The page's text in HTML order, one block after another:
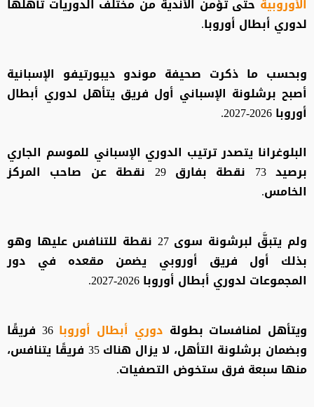
الأوروبية حتى تؤمن الأندية من مختلف الدوريات تأهلها
لدوري أبطال أوروبا.
وبحسب ما ذكرت صحيفة موندو ديبورتيفو الإسبانية
أصبح برشلونة الإسباني أول فريق يتأهل لدوري أبطال
أوروبا 2026-2027.
البلوغرانا يتصدر ترتيب الدوري الإسباني للموسم الجاري
برصيد 73 نقطة بفارق 29 نقطة عن صاحب المركز
الخامس.
ولم يتبقَّ لبرشونة سوى 27 نقطة للتنافس عليها وهو
بذلك أول فريق أوروبي يضمن مقعده في دور
المجموعات لدوري أبطال أوروبا 2026-2027.
ويتأهل لمنافسات بطولة دوري أبطال أوروبا
36 فريقًا
وبضمان برشلونة التأهل، لا يزال هناك 35 فريقًا يتنافس،
منها سبعة فرق ستخوض التصفيات.